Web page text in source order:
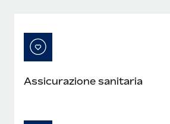
Assicurazione sanitaria